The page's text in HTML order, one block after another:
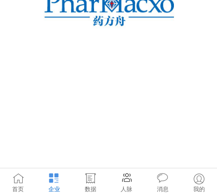
首页 企业 数据 人脉 消息 我的